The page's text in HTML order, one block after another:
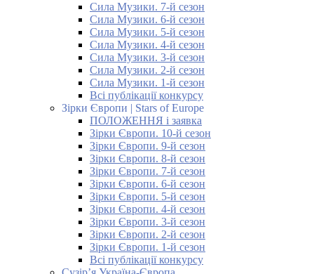
Сила Музики. 7-й сезон
Сила Музики. 6-й сезон
Сила Музики. 5-й сезон
Сила Музики. 4-й сезон
Сила Музики. 3-й сезон
Сила Музики. 2-й сезон
Сила Музики. 1-й сезон
Всі публікації конкурсу
Зірки Європи | Stars of Europe
ПОЛОЖЕННЯ і заявка
Зірки Європи. 10-й сезон
Зірки Європи. 9-й сезон
Зірки Європи. 8-й сезон
Зірки Європи. 7-й сезон
Зірки Європи. 6-й сезон
Зірки Європи. 5-й сезон
Зірки Європи. 4-й сезон
Зірки Європи. 3-й сезон
Зірки Європи. 2-й сезон
Зірки Європи. 1-й сезон
Всі публікації конкурсу